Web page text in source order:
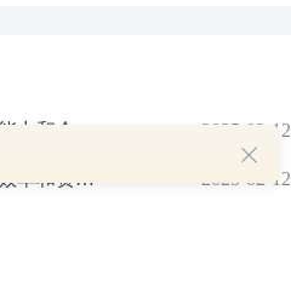
2025-02-12
银行的企业账户资金监管是否会影响企业的资金使用效率和资金安全保障？ 2025-02-12